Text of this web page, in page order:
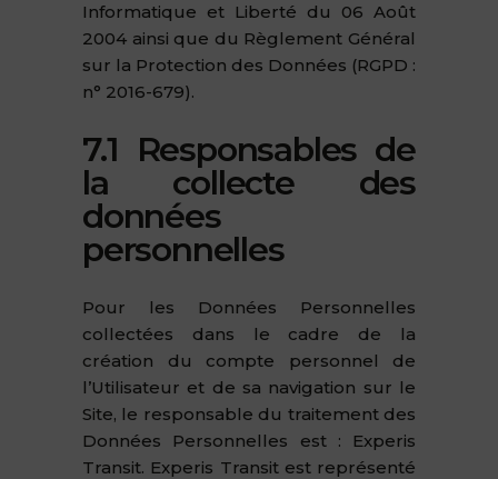
Informatique et Liberté du 06 Août
2004 ainsi que du Règlement Général
sur la Protection des Données (RGPD :
n° 2016-679).
7.1 Responsables de
la collecte des
données
personnelles
Pour les Données Personnelles
collectées dans le cadre de la
création du compte personnel de
l’Utilisateur et de sa navigation sur le
Site, le responsable du traitement des
Données Personnelles est : Experis
Transit. Experis Transit est représenté